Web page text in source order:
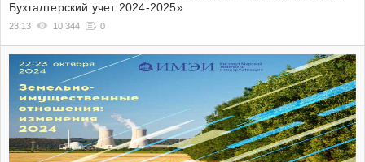
Бухгалтерский учет 2024-2025»
23:13 10 344 0